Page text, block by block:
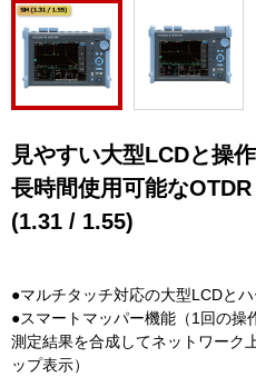
見やすい大型LCDと操
長時間使用可能な
(1.31 / 1.55)
●マルチタッチ対応の大型LCDと
●スマートマッパー機能（1回の操
測定結果を合成してネットワーク
ップ表示）